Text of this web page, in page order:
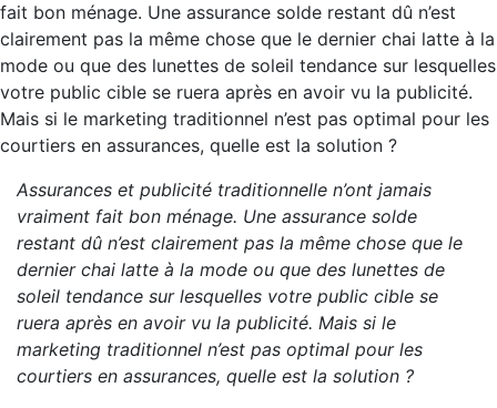
fait bon ménage. Une assurance solde restant dû n’est
clairement pas la même chose que le dernier chai latte à la
mode ou que des lunettes de soleil tendance sur lesquelles
votre public cible se ruera après en avoir vu la publicité.
Mais si le marketing traditionnel n’est pas optimal pour les
courtiers en assurances, quelle est la solution ?
Assurances et publicité traditionnelle n’ont jamais
vraiment fait bon ménage. Une assurance solde
restant dû n’est clairement pas la même chose que le
dernier chai latte à la mode ou que des lunettes de
soleil tendance sur lesquelles votre public cible se
ruera après en avoir vu la publicité. Mais si le
marketing traditionnel n’est pas optimal pour les
courtiers en assurances, quelle est la solution ?